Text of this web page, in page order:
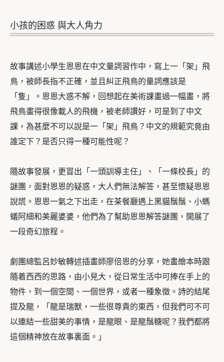
小孩的困惑 與大人角力
故事講述小學生恩恩在中文量詞習作中，寫上一「架」飛
鳥，被師長指不正確，並且糾正飛鳥的量詞應該是
「隻」。恩恩大惑不解，回想起在美術課畫過一幅畫，將
飛鳥畫得很像載人的飛機，被老師讚好，可是到了中文
課，為甚麼不可以說是一「架」飛鳥？中文的規範究竟由
誰定下？是否只得一種可能性呢？
隨故事發展，更冒出「一頭訓導主任」、「一條校長」的
謎團，面對恩恩的疑惑，大人們無法解答，甚至懷疑恩恩
說謊。恩恩一氣之下出走，在茶餐廳遇上黑貓鬚鬚、小螞
蟻阿細和美麗婆婆，他們為了幫助恩恩解答謎團，開展了
一段奇幻旅程。
劇團總監呂妙敏轉述插畫師廖倍恩的分享， 她畫繪本時跟
隨着西西的思路，由小見大，從日常生活中可捧在手上的
物件，到一個空間、一個世界， 或者一種象徵。詩的結尾
提及龍，「龍是瑞獸，一些很尊貴的東西，但我們可不可
以連結一些甜美的事情，是龍眼、是龍鬚糖呢？我們都將
這個精神放在故事裏面。」